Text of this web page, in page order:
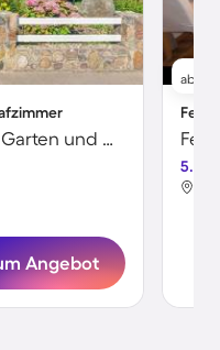
Gemütliche Wohnung mit Garten und Grill
Angebot
ab
5.0